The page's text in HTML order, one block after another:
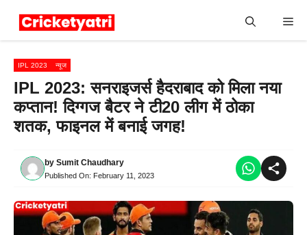
IPL 2023 न्यूज
IPL 2023: सनराइजर्स हैदराबाद को मिला नया
कप्तान! दिग्गज बैटर ने टी20 लीग में ठोका
शतक, फाइनल में बनाई जगह!
by Sumit Chaudhary
Published On: February 11, 2023